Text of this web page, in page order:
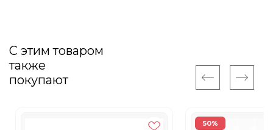
С этим товаром
также
покупают
50%